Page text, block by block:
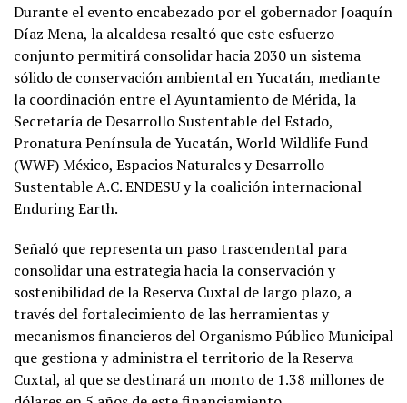
Durante el evento encabezado por el gobernador Joaquín
Díaz Mena, la alcaldesa resaltó que este esfuerzo
conjunto permitirá consolidar hacia 2030 un sistema
sólido de conservación ambiental en Yucatán, mediante
la coordinación entre el Ayuntamiento de Mérida, la
Secretaría de Desarrollo Sustentable del Estado,
Pronatura Península de Yucatán, World Wildlife Fund
(WWF) México, Espacios Naturales y Desarrollo
Sustentable A.C. ENDESU y la coalición internacional
Enduring Earth.
Señaló que representa un paso trascendental para
consolidar una estrategia hacia la conservación y
sostenibilidad de la Reserva Cuxtal de largo plazo, a
través del fortalecimiento de las herramientas y
mecanismos financieros del Organismo Público Municipal
que gestiona y administra el territorio de la Reserva
Cuxtal, al que se destinará un monto de 1.38 millones de